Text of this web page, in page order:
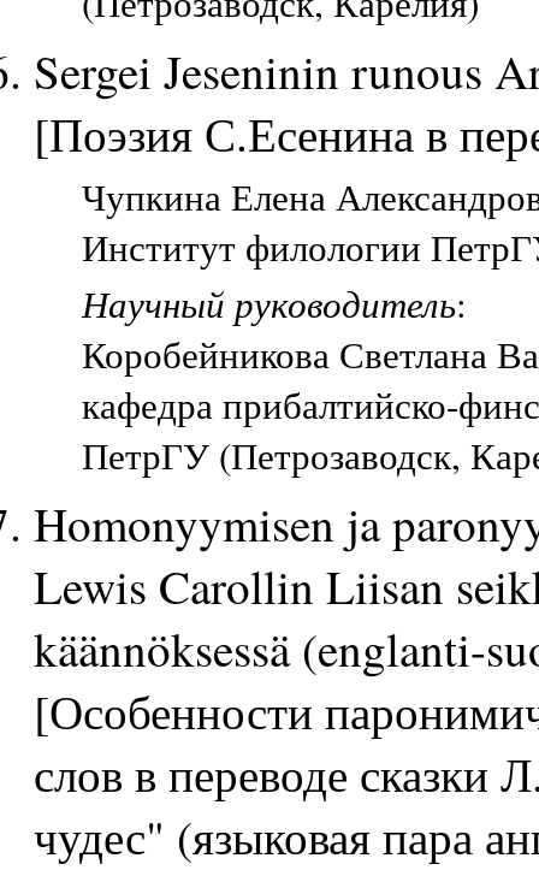
Sergei Jeseninin runous
[Поэзия С.Есенина в
Чупкина Елена
Институт филологии
Научный руководитель:
Коробейникова Светлана
кафедра прибалтийско-
ПетрГУ (Петрозаводск,
Homonyymisen ja
Lewis Carollin Liisan
käännöksessä (englanti-
[Особенности
слов в переводе сказки
чудес" (языковая пара